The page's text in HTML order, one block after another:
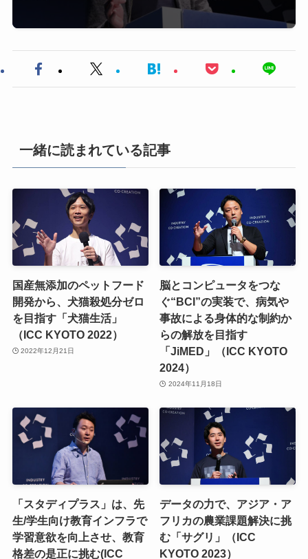
一緒に読まれている記事
国産無添加のペットフード
開発から、犬猫殺処分ゼロ
を目指す「犬猫生活」
（ICC KYOTO 2022）
2022年12月21日
脳とコンピュータをつな
ぐ“BCI”の実装で、病気や
事故による身体的な制約か
らの解放を目指す
「JiMED」（ICC KYOTO
2024）
2024年11月18日
「スタディプラス」は、先
生/学生向け教育インフラで
学習意欲を向上させ、教育
格差の是正に挑む(ICC
データの力で、アジア・ア
フリカの農業課題解決に挑
む「サグリ」（ICC
KYOTO 2023）